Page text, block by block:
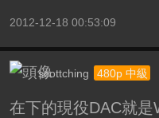
2012-12-18 00:53:09
scottching 480p 中級
在下的現役DAC就